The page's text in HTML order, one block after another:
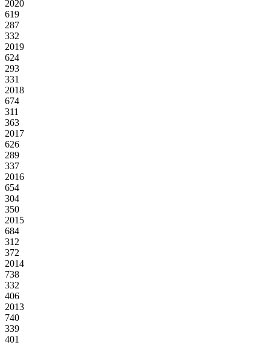
2020
619
287
332
2019
624
293
331
2018
674
311
363
2017
626
289
337
2016
654
304
350
2015
684
312
372
2014
738
332
406
2013
740
339
401